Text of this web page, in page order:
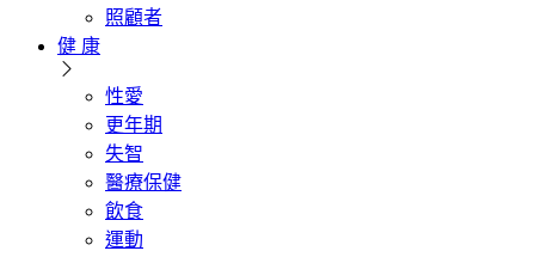
照顧者
健 康
性愛
更年期
失智
醫療保健
飲食
運動